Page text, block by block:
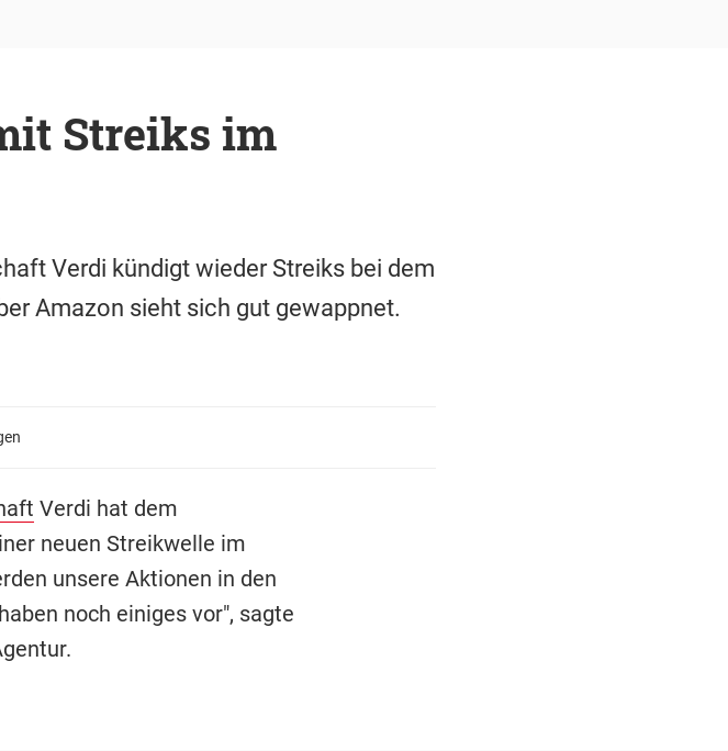
Streiks im
Verdi kündigt wieder Streiks bei dem
Amazon sieht sich gut gewappnet.
Verdi hat dem
neuen Streikwelle im
unsere Aktionen in den
noch einiges vor", sagte